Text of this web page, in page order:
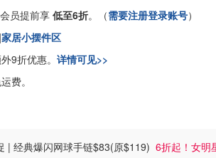
员提前享 低至6折。（需要注册登录账号）
|家居小摆件区
9折优惠。 详情可见>>
费。
| 经典爆闪网球手链$83(原$119) 6折起！女明